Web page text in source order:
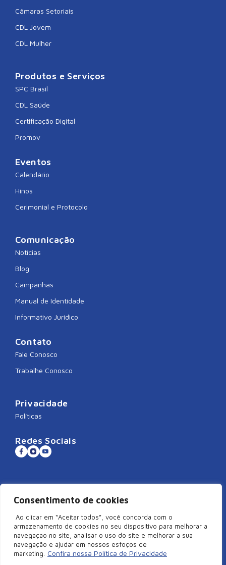
Consentimento de cookies
Ao clicar em “Aceitar todos”, você concorda com o
armazenamento de cookies no seu dispositivo para melhorar a
navegaçao no site, analisar o uso do site e melhorar a sua
navegação e ajudar em nossos esfoços de
marketing.
Confira nossa Política de Privacidade
Câmaras Setoriais
CDL Jovem
CDL Mulher
Produtos e Serviços
SPC Brasil
CDL Saúde
Certificação Digital
Promov
Eventos
Calendário
Hinos
Cerimonial e Protocolo
Comunicação
Notícias
Blog
Campanhas
Manual de Identidade
Informativo Jurídico
Contato
Fale Conosco
Trabalhe Conosco
Privacidade
Políticas
Redes Sociais
Sistema CNDL
©2026 Câmara de Dirigentes Lojistas de São Miguel do Oeste/SC –
Todos Direitos Reservados | Rua Duque de Caxias, 920, Centro –